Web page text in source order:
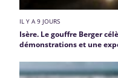
IL Y A 9 JOURS
Isère. Le gouffre Berger
démonstrations et une